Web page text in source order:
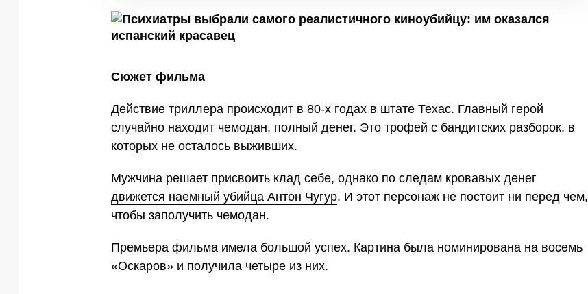
Сюжет фильма
Действие триллера происходит в 80-х годах в штате Техас. Главный герой
случайно находит чемодан, полный денег. Это трофей с бандитских разборок, в
которых не осталось выживших.
Мужчина решает присвоить клад себе, однако по следам кровавых денег
движется наемный убийца Антон Чугур. И этот персонаж не постоит ни перед чем,
чтобы заполучить чемодан.
Премьера фильма имела большой успех. Картина была номинирована на восемь
«Оскаров» и получила четыре из них.